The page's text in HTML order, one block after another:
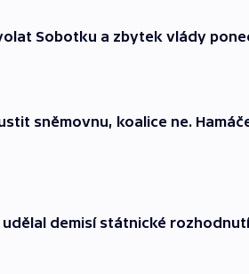
Sobotku a zbytek vlády
sněmovnu, koalice ne.
udělal demisí státnické